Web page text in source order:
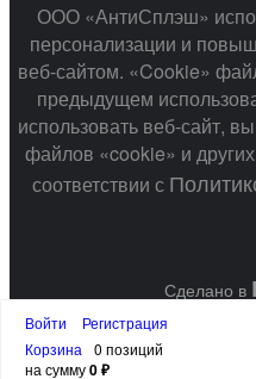
ООО «АнтиСплэш»
персонализации и
веб-сайтом. «Cookie»
предыдущем
использовать веб-сайт,
файлов «cookie» и
соответствии с
Сделано в
Войти
Регистрация
Корзина
0 позиций
на сумму0 ₽